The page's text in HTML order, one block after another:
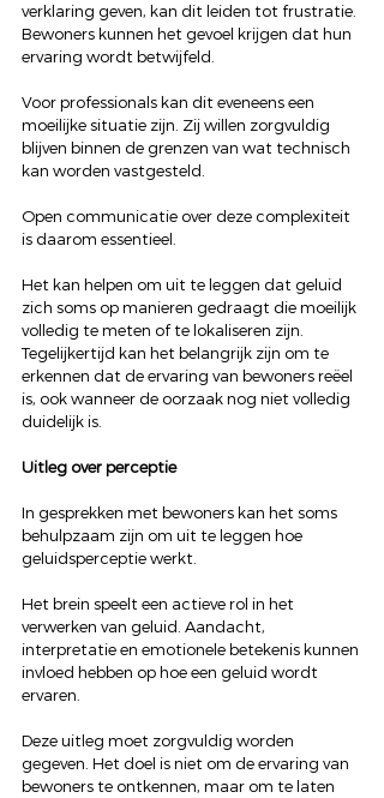
verklaring geven, kan dit leiden tot frustratie.
Bewoners kunnen het gevoel krijgen dat hun
ervaring wordt betwijfeld.
Voor professionals kan dit eveneens een
moeilijke situatie zijn. Zij willen zorgvuldig
blijven binnen de grenzen van wat technisch
kan worden vastgesteld.
Open communicatie over deze complexiteit
is daarom essentieel.
Het kan helpen om uit te leggen dat geluid
zich soms op manieren gedraagt die moeilijk
volledig te meten of te lokaliseren zijn.
Tegelijkertijd kan het belangrijk zijn om te
erkennen dat de ervaring van bewoners reëel
is, ook wanneer de oorzaak nog niet volledig
duidelijk is.
Uitleg over perceptie
In gesprekken met bewoners kan het soms
behulpzaam zijn om uit te leggen hoe
geluidsperceptie werkt.
Het brein speelt een actieve rol in het
verwerken van geluid. Aandacht,
interpretatie en emotionele betekenis kunnen
invloed hebben op hoe een geluid wordt
ervaren.
Deze uitleg moet zorgvuldig worden
gegeven. Het doel is niet om de ervaring van
bewoners te ontkennen, maar om te laten